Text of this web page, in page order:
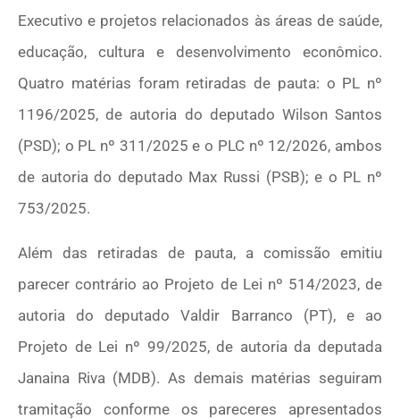
Executivo e projetos relacionados às áreas de saúde,
educação, cultura e desenvolvimento econômico.
Quatro matérias foram retiradas de pauta: o PL nº
1196/2025, de autoria do deputado Wilson Santos
(PSD); o PL nº 311/2025 e o PLC nº 12/2026, ambos
de autoria do deputado Max Russi (PSB); e o PL nº
753/2025.
Além das retiradas de pauta, a comissão emitiu
parecer contrário ao Projeto de Lei nº 514/2023, de
autoria do deputado Valdir Barranco (PT), e ao
Projeto de Lei nº 99/2025, de autoria da deputada
Janaina Riva (MDB). As demais matérias seguiram
tramitação conforme os pareceres apresentados